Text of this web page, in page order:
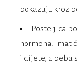
pokazuju kroz
Posteljica
hormona. Imat
i dijete, a beba